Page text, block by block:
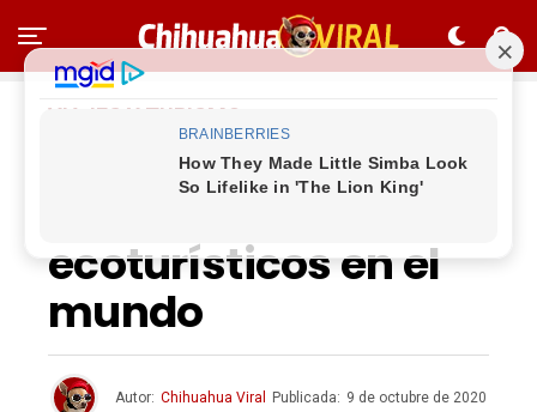
VIAJES Y TURISMO
Top 10: mejores
ecoturísticos en el
mundo
Autor: Chihuahua Viral Publicada: 9 de octubre de 2020